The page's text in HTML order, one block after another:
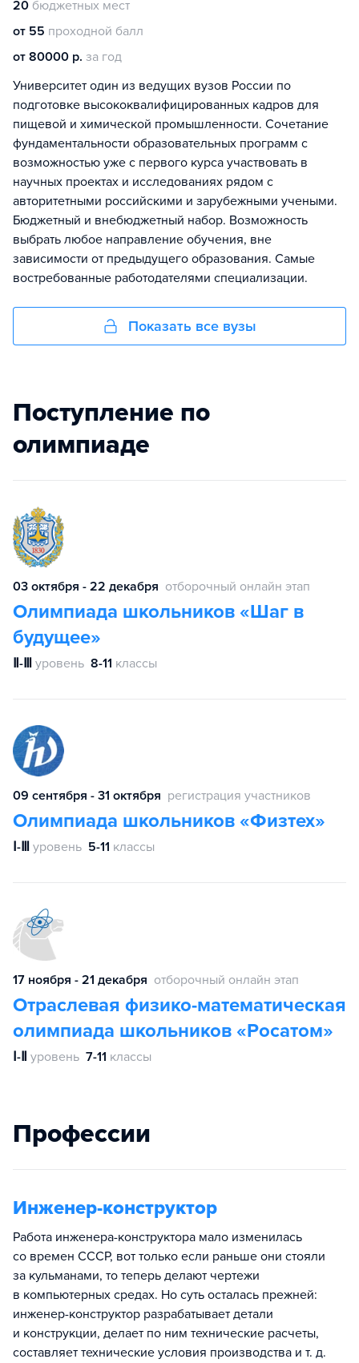
20 бюджетных мест
от 55 проходной балл
от 80000 р. за год
Университет один из ведущих вузов России по
подготовке высококвалифицированных кадров для
пищевой и химической промышленности. Сочетание
фундаментальности образовательных программ с
возможностью уже с первого курса участвовать в
научных проектах и исследованиях рядом с
авторитетными российскими и зарубежными учеными.
Бюджетный и внебюджетный набор. Возможность
выбрать любое направление обучения, вне
зависимости от предыдущего образования. Самые
востребованные работодателями специализации.
Показать все вузы
Поступление по
олимпиаде
03 октября - 22 декабря отборочный онлайн этап
Олимпиада школьников «Шаг в
будущее»
Ⅱ-Ⅲ уровень 8-11 классы
09 сентября - 31 октября регистрация участников
Олимпиада школьников «Физтех»
Ⅰ-Ⅲ уровень 5-11 классы
17 ноября - 21 декабря отборочный онлайн этап
Отраслевая физико-математическая
олимпиада школьников «Росатом»
Ⅰ-Ⅱ уровень 7-11 классы
Профессии
Инженер-конструктор
Работа инженера-конструктора мало изменилась
со времен СССР, вот только если раньше они стояли
за кульманами, то теперь делают чертежи
в компьютерных средах. Но суть осталась прежней:
инженер-конструктор разрабатывает детали
и конструкции, делает по ним технические расчеты,
составляет технические условия производства и т. д.